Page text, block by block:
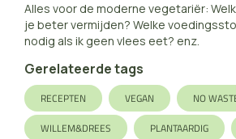
Alles voor de moderne vegetariër:
je beter vermijden? Welke
nodig als ik geen vlees eet? enz.
Gerelateerde tags
RECEPTEN VEGAN
NO
WILLEM&DREES
PLANTAARDIG